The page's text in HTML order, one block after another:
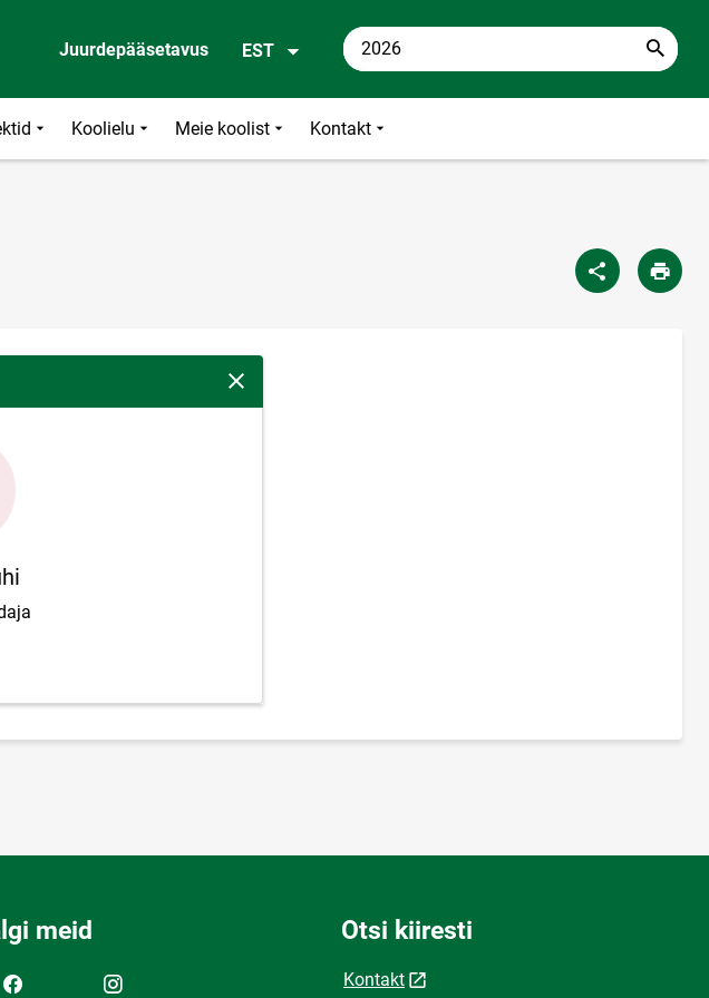
Juurdepääsetavus EST
Koolielu Meie koolist Kontakt
Sulge modaalaken
meid Otsi kiiresti
Kontakt